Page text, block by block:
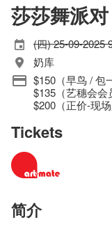
莎莎舞派对
(四) 25-09-2025
奶库
$150（早鸟 / 包
$135（艺穗会会
$200（正价-现
Tickets
简介